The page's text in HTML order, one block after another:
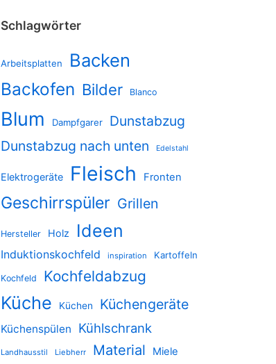
Schlagwörter
Arbeitsplatten Backen
Backofen Bilder Blanco
Blum Dampfgarer
Dunstabzug
Dunstabzug nach unten
Edelstahl
Elektrogeräte Fleisch Fronten
Geschirrspüler Grillen
Hersteller Holz Ideen
Induktionskochfeld inspiration Kartoffeln
Kochfeld Kochfeldabzug
Küche Küchen Küchengeräte
Küchenspülen Kühlschrank
Landhausstil Liebherr Material Miele